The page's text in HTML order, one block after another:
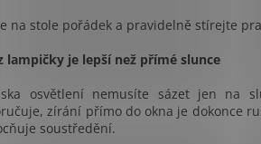
na stole pořádek a pravidelně stírejte
lampičky je lepší než přímé slunce
osvětlení nemusíte sázet jen na
zírání přímo do okna je dokonce
soustředění.